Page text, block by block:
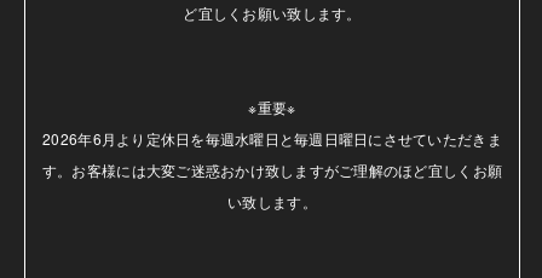
ど宜しくお願い致します。
※重要※
2026年6月より定休日を毎週水曜日と毎週日曜日にさせていただきま
す。お客様には大変ご迷惑おかけ致しますがご理解のほど宜しくお願
い致します。